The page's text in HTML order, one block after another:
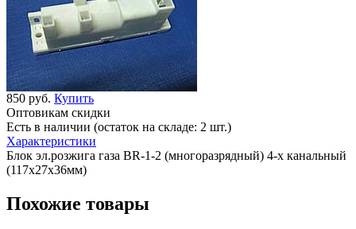
850 руб. Купить
Оптовикам скидки
Есть в наличии (остаток на складе: 2 шт.)
Характеристики
Блок эл.розжига газа BR-1-2 (многоразрядный) 4-х канальный
(117х27х36мм)
Похожие товары